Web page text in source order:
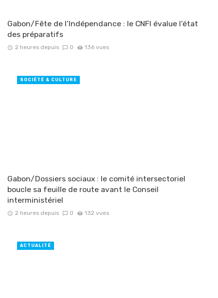
Gabon/Fête de l’Indépendance : le CNFI évalue l’état
des préparatifs
2 heures depuis 0 136 vues
Gabon/Dossiers sociaux : le comité intersectoriel
boucle sa feuille de route avant le Conseil
interministériel
2 heures depuis 0 132 vues
SOCIÉTÉ & CULTURE
ACTUALITÉ